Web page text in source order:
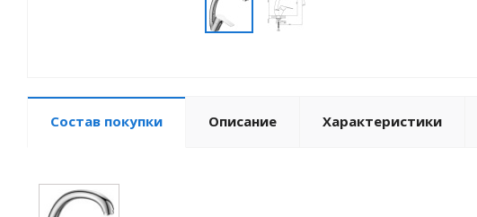
Состав покупки Описание Характеристики